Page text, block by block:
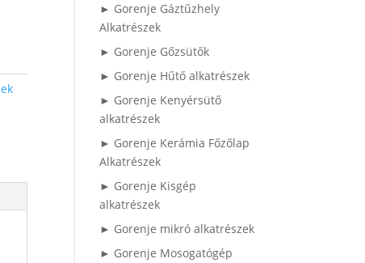
► Gorenje Gáztűzhely
Alkatrészek
► Gorenje Gőzsütők
► Gorenje Hűtő alkatrészek
► Gorenje Kenyérsütő
alkatrészek
► Gorenje Kerámia Főzőlap
Alkatrészek
► Gorenje Kisgép
alkatrészek
► Gorenje mikró alkatrészek
► Gorenje Mosogatógép